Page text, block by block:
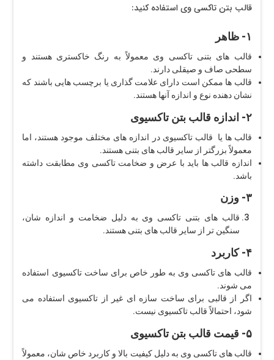
قالب بتن تاکسی وی استفاده کنید:
۱- ظاهر
قالب های بتنی تاکسی وی معمولاً به رنگ خاکستری هستند و
سطحی صاف و صیقلی دارند.
قالب ها ممکن است دارای علامت گذاری یا برچسب هایی باشند که
نشان دهنده نوع و اندازه آنها هستند.
۲- اندازه قالب بتن تاکسیوی
قالب ها یا قالب تاکسیوی در اندازه های مختلف موجود هستند، اما
معمولاً بزرگتر از سایر قالب های بتنی هستند.
اندازه قالب ها باید با عرض و ضخامت تاکسی وی مطابقت داشته
باشد.
۳- وزن
قالب های بتنی تاکسی وی به دلیل ضخامت و اندازه شان،
سنگین تر از سایر قالب های بتنی هستند.
۴- کاربرد
قالب های تاکسی وی به طور خاص برای ساخت تاکسیوی استفاده
می شوند.
اگر از قالبی برای ساخت سازه ای غیر از تاکسیوی استفاده می
شود، احتمالاً قالب تاکسیوی نیست.
۵- قیمت قالب بتن تاکسیوی
قالب های تاکسی وی به دلیل کیفیت بالا و کاربرد خاص شان، معمولاً